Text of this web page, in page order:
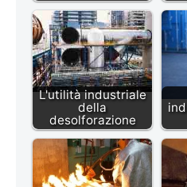
L'utilità industriale
della
desolforazione